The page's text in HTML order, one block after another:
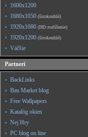
1600x1200
1680x1050 (širokouhlé)
1920x1080 (HD rozlíšenie)
1920x1200 (širokouhlé)
Väčšie
Partneri
BackLinks
Bau Market blog
Free Wallpapers
Katalóg okien
Nej Hry
PC blog on line